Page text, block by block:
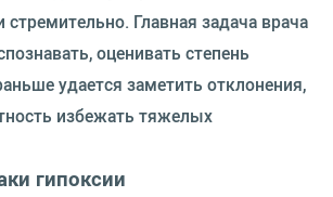
стремительно. Главная задача врача
оценивать степень
удается заметить отклонения,
избежать тяжелых
гипоксии